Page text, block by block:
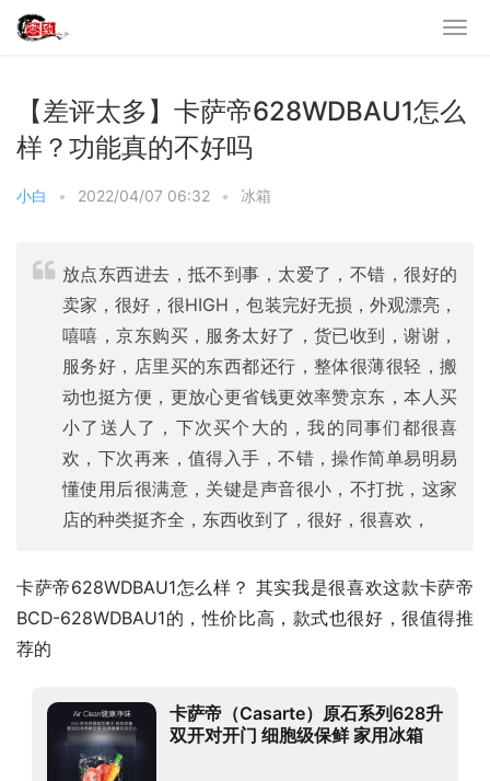
【差评太多】卡萨帝628WDBAU1怎么
样？功能真的不好吗
小白 • 2022/04/07 06:32 • 冰箱
放点东西进去，抵不到事，太爱了，不错，很好的
卖家，很好，很HIGH，包装完好无损，外观漂亮，
嘻嘻，京东购买，服务太好了，货已收到，谢谢，
服务好，店里买的东西都还行，整体很薄很轻，搬
动也挺方便，更放心更省钱更效率赞京东，本人买
小了送人了，下次买个大的，我的同事们都很喜
欢，下次再来，值得入手，不错，操作简单易明易
懂使用后很满意，关键是声音很小，不打扰，这家
店的种类挺齐全，东西收到了，很好，很喜欢，
卡萨帝628WDBAU1怎么样？ 其实我是很喜欢这款卡萨帝
BCD-628WDBAU1的，性价比高，款式也很好，很值得推
荐的
卡萨帝（Casarte）原石系列628升
双开对开门 细胞级保鲜 家用冰箱